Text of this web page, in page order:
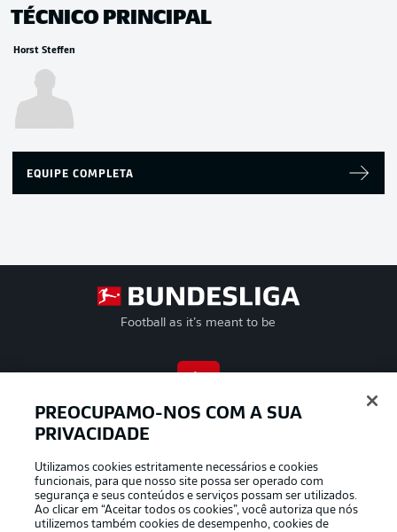
TÉCNICO PRINCIPAL
Horst Steffen
EQUIPE COMPLETA
Football as it’s meant to be
APLICATIVO DA BUNDESLIGA
Oferecido por
PREOCUPAMO-NOS COM A SUA
PRIVACIDADE
Utilizamos cookies estritamente necessários e cookies
funcionais, para que nosso site possa ser operado com
segurança e seus conteúdos e serviços possam ser utilizados.
Ao clicar em “Aceitar todos os cookies”, você autoriza que nós
utilizemos também cookies de desempenho, cookies de